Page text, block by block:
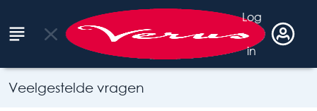
Menu close
Acrisure
|
Log
in
Veelgestelde vragen